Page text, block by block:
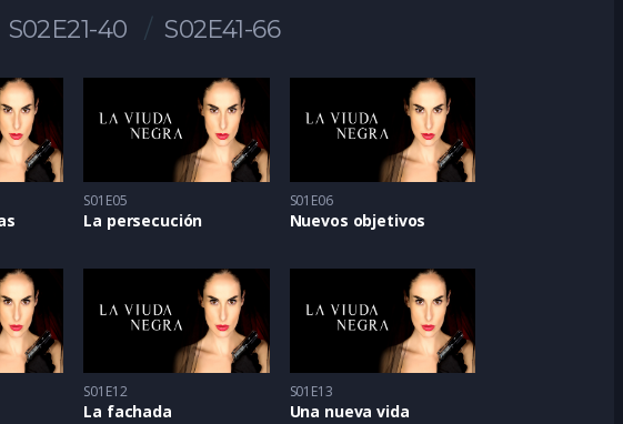
S02E21-40 S02E41-66
S01E05
La persecución
S01E06
Nuevos objetivos
S01E12
La fachada
S01E13
Una nueva vida